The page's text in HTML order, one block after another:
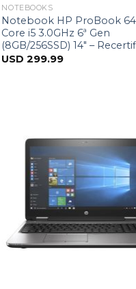
NOTEBOOKS
Notebook HP ProBook
Core i5 3.0GHz 6ª Gen
(8GB/256SSD) 14″ –
USD299.99